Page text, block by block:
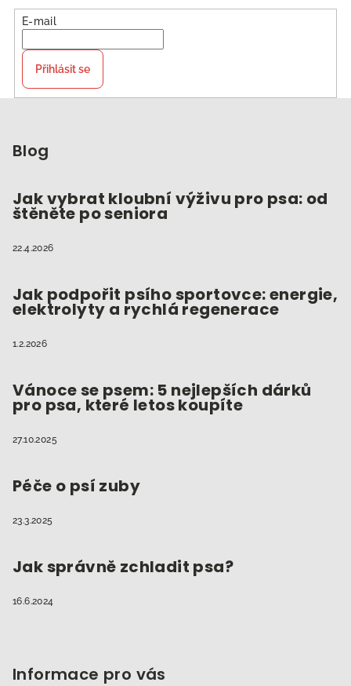
E-mail
Přihlásit se
Blog
Jak vybrat kloubní výživu pro psa: od
štěněte po seniora
22.4.2026
Jak podpořit psího sportovce: energie,
elektrolyty a rychlá regenerace
1.2.2026
Vánoce se psem: 5 nejlepších dárků
pro psa, které letos koupíte
27.10.2025
Péče o psí zuby
23.3.2025
Jak správně zchladit psa?
16.6.2024
Informace pro vás